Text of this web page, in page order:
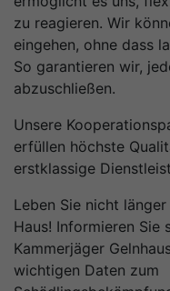
zu reagieren. Wir
eingehen, ohne dass
So garantieren wir,
abzuschließen.
Unsere
erfüllen höchste
erstklassige
Leben Sie nicht
Haus! Informieren Sie
Kammerjäger
wichtigen Daten zum